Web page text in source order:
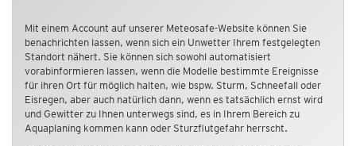
Mit einem Account auf unserer Meteosafe-Website können Sie
benachrichten lassen, wenn sich ein Unwetter Ihrem festgelegten
Standort nähert. Sie können sich sowohl automatisiert
vorabinformieren lassen, wenn die Modelle bestimmte Ereignisse
für ihren Ort für möglich halten, wie bspw. Sturm, Schneefall oder
Eisregen, aber auch natürlich dann, wenn es tatsächlich ernst wird
und Gewitter zu Ihnen unterwegs sind, es in Ihrem Bereich zu
Aquaplaning kommen kann oder Sturzflutgefahr herrscht.